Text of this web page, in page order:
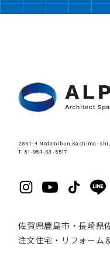
2851-4 Nodomibun,Kashima-
T. 81-954-63-5517
佐賀県鹿島市・長崎県
注文住宅・リフォーム